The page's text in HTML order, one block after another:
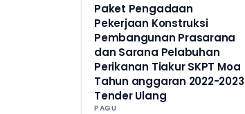
Paket Pengadaan
Pekerjaan Konstruksi
Pembangunan Prasarana
dan Sarana Pelabuhan
Perikanan Tiakur SKPT Moa
Tahun anggaran 2022-2023
Tender Ulang
PAGU